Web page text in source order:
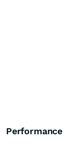
Performance